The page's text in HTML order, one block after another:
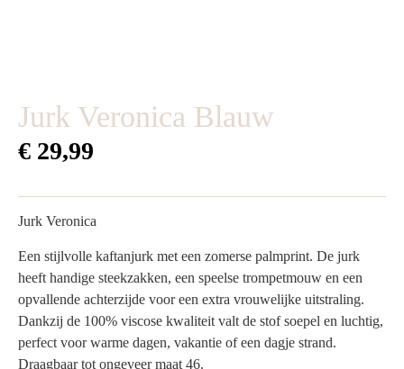
Jurk Veronica Blauw
€ 29,99
Jurk Veronica
Een stijlvolle kaftanjurk met een zomerse palmprint. De jurk
heeft handige steekzakken, een speelse trompetmouw en een
opvallende achterzijde voor een extra vrouwelijke uitstraling.
Dankzij de 100% viscose kwaliteit valt de stof soepel en luchtig,
perfect voor warme dagen, vakantie of een dagje strand.
Draagbaar tot ongeveer maat 46.